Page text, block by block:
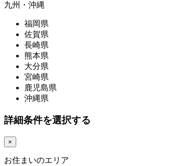
九州・沖縄
福岡県
佐賀県
長崎県
熊本県
大分県
宮崎県
鹿児島県
沖縄県
詳細条件を選択する
×
お住まいのエリア